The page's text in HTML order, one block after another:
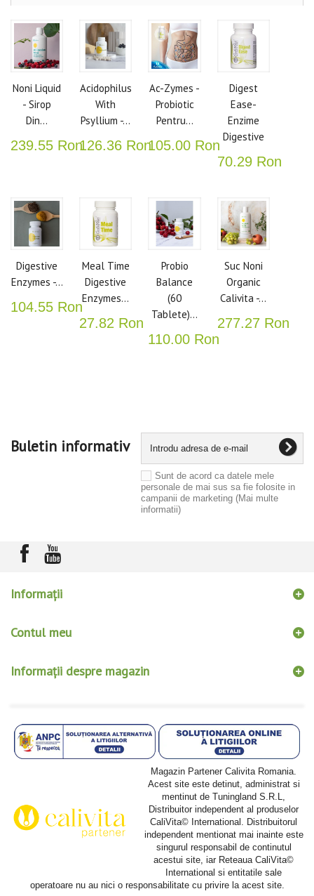
Noni Liquid
- Sirop
Din...
239.55 Ron
Acidophilus
With
Psyllium -...
126.36 Ron
Ac-Zymes -
Probiotic
Pentru...
105.00 Ron
Digest
Ease-
Enzime
Digestive
70.29 Ron
Digestive
Enzymes -...
104.55 Ron
Meal Time
Digestive
Enzymes...
27.82 Ron
Probio
Balance
(60
Tablete)...
110.00 Ron
Suc Noni
Organic
Calivita -...
277.27 Ron
Buletin informativ
Sunt de acord ca datele mele
personale de mai sus sa fie folosite in
campanii de marketing (Mai multe
informatii)
Informaţii
Contul meu
Informații despre magazin
Magazin Partener Calivita Romania.
Acest site este detinut, administrat si
mentinut de Tuningland S.R.L,
Distribuitor independent al produselor
CaliVita© International. Distribuitorul
independent mentionat mai inainte este
singurul responsabil de continutul
acestui site, iar Reteaua CaliVita©
International si entitatile sale
operatoare nu au nici o responsabilitate cu privire la acest site.